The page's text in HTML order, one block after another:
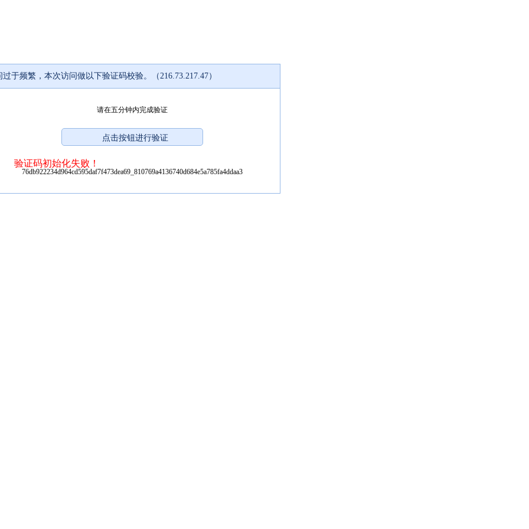
过于频繁，本次访问做以下验证码校验。（216.73.217.47）
请在五分钟内完成验证
验证码初始化失败！
76db922234d964cd595daf7f473dea69_810769a4136740d684e5a785fa4ddaa3